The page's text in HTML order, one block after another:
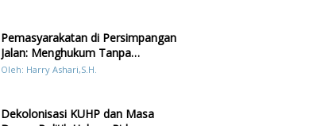
Pemasyarakatan di Persimpangan
Jalan: Menghukum Tanpa
Memulihkan?
Oleh: Harry Ashari,S.H.
Dekolonisasi KUHP dan Masa